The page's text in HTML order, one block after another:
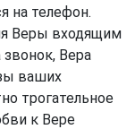
на телефон.
Веры входящим
Вера
ваших
трогательное
к Вере